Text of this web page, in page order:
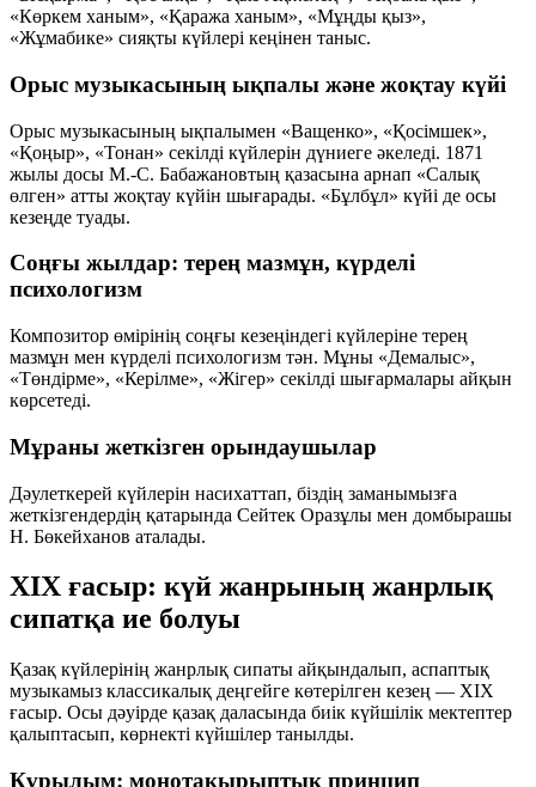
«Көркем ханым», «Қаража ханым», «Мұңды қыз»,
«Жұмабике» сияқты күйлері кеңінен таныс.
Орыс музыкасының ықпалы және жоқтау күйі
Орыс музыкасының ықпалымен «Ващенко», «Қосімшек»,
«Қоңыр», «Тонан» секілді күйлерін дүниеге әкеледі. 1871
жылы досы М.-С. Бабажановтың қазасына арнап «Салық
өлген» атты жоқтау күйін шығарады. «Бұлбұл» күйі де осы
кезеңде туады.
Соңғы жылдар: терең мазмұн, күрделі
психологизм
Композитор өмірінің соңғы кезеңіндегі күйлеріне терең
мазмұн мен күрделі психологизм тән. Мұны «Демалыс»,
«Төндірме», «Керілме», «Жігер» секілді шығармалары айқын
көрсетеді.
Мұраны жеткізген орындаушылар
Дәулеткерей күйлерін насихаттап, біздің заманымызға
жеткізгендердің қатарында Сейтек Оразұлы мен домбырашы
Н. Бөкейханов аталады.
XIX ғасыр: күй жанрының жанрлық
сипатқа ие болуы
Қазақ күйлерінің жанрлық сипаты айқындалып, аспаптық
музыкамыз классикалық деңгейге көтерілген кезең — XIX
ғасыр. Осы дәуірде қазақ даласында биік күйшілік мектептер
қалыптасып, көрнекті күйшілер танылды.
Құрылым: монотақырыптық принцип